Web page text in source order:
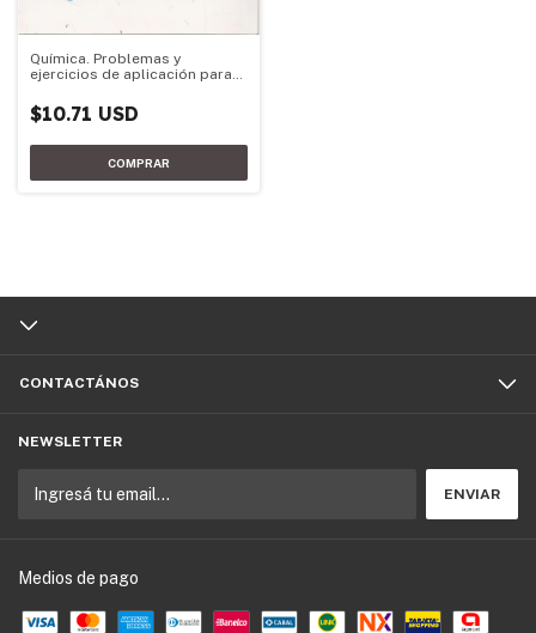
Química. Problemas y
ejercicios de aplicación para
$10.71 USD
CONTACTÁNOS
NEWSLETTER
Medios de pago